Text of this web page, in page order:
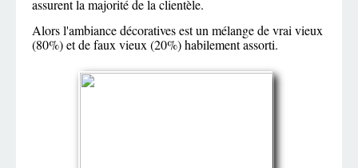
assurent la majorité de la clientèle.
Alors l'ambiance décoratives est un mélange de vrai vieux
(80%) et de faux vieux (20%) habilement assorti.